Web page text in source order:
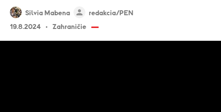
Silvia Mabena
redakcia/PEN
19.8.2024
Zahraničie